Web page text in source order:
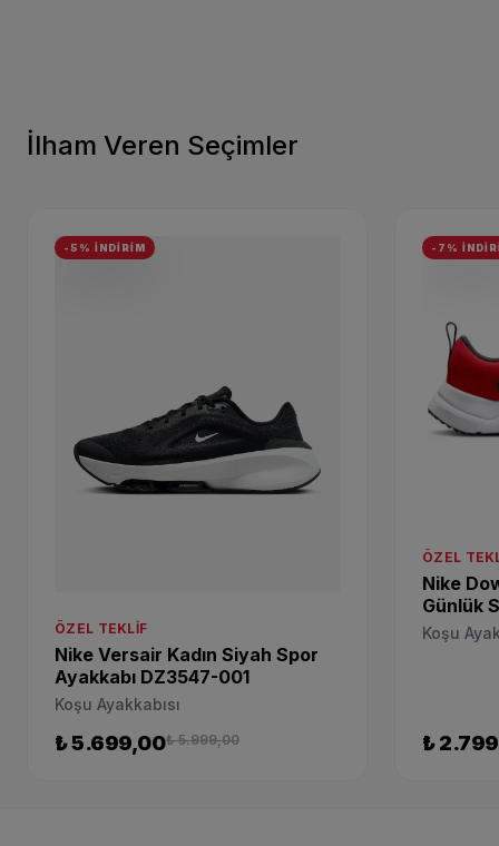
İlham Veren Seçimler
-5% İNDİRİM
ÖZEL TEKLIF
Nike Versair Kadın Siyah Spor
Ayakkabı DZ3547-001
Koşu Ayakkabısı
₺ 5.699,00₺ 5.999,00
-7%
ÖZEL
Nike
Günlük
001
Koşu
₺